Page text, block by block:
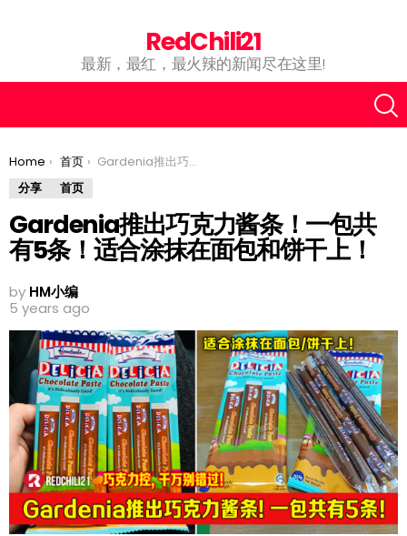
RedChili21
最新，最红，最火辣的新闻尽在这里!
You are here:
Home 首页
Gardenia推出巧克力酱条！一包共有5条！适合涂抹在面包和饼干上！
分享
首页
Gardenia推出巧克力酱条！一包共
有5条！适合涂抹在面包和饼干上！
by HM小编
5 years ago